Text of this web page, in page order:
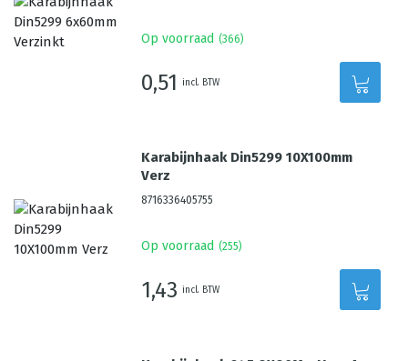
Op voorraad (366)
0,51 incl. BTW
Karabijnhaak Din5299 10X100mm
Verz
8716336405755
Op voorraad (255)
1,43 incl. BTW